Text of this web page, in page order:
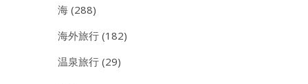
海 (288)
海外旅行 (182)
温泉旅行 (29)